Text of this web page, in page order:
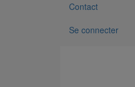
Contact
Se connecter